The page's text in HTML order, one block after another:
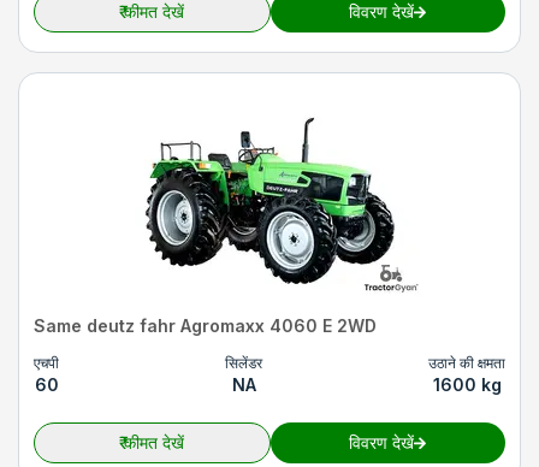
₹कीमत देखें विवरण देखें
Same deutz fahr Agromaxx 4060 E 2WD
एचपी
60
सिलेंडर
NA
उठाने की क्षमता
1600 kg
₹कीमत देखें विवरण देखें